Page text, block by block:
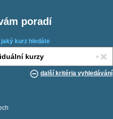
poradí
jaký kurz hledáte
další kritéria vyhledávání